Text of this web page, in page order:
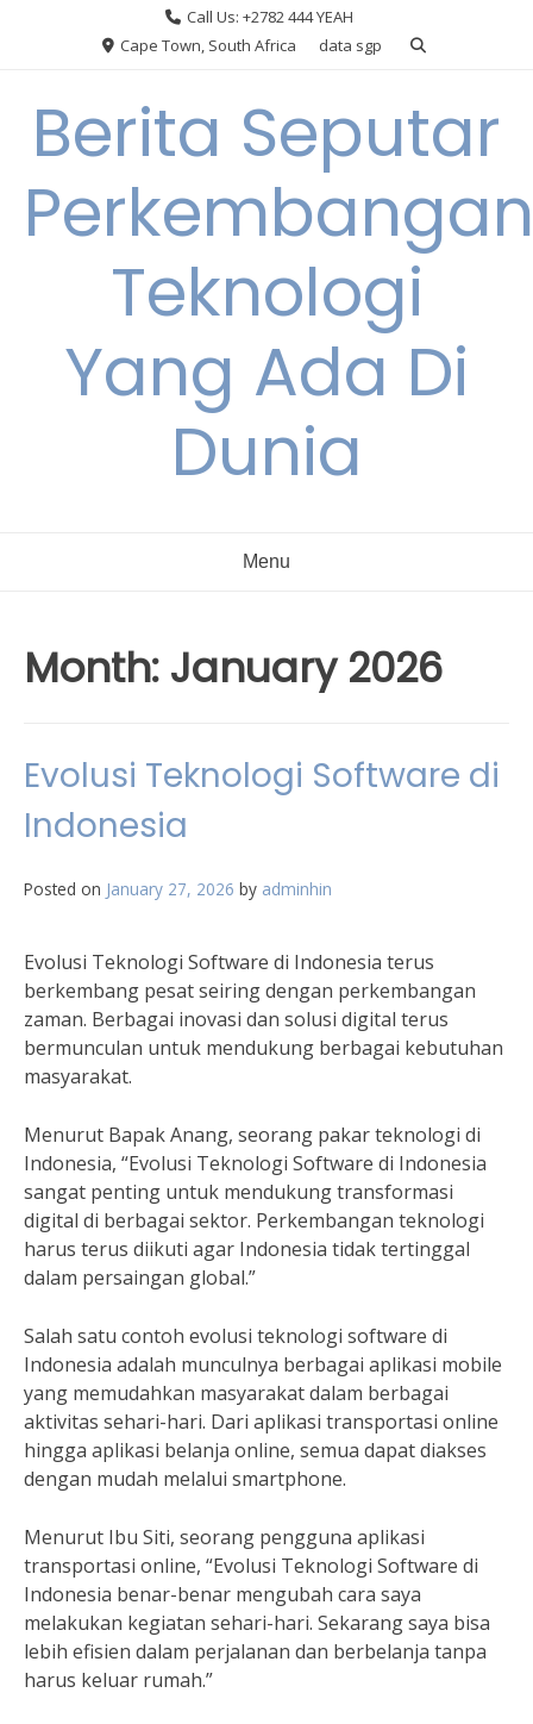
Call Us: +2782 444 YEAH
Cape Town, South Africa
data sgp
Berita Seputar
Perkembangan
Teknologi
Yang Ada Di
Dunia
Menu
Month: January 2026
Evolusi Teknologi Software di
Indonesia
Posted on January 27, 2026 by adminhin
Evolusi Teknologi Software di Indonesia terus
berkembang pesat seiring dengan perkembangan
zaman. Berbagai inovasi dan solusi digital terus
bermunculan untuk mendukung berbagai kebutuhan
masyarakat.
Menurut Bapak Anang, seorang pakar teknologi di
Indonesia, “Evolusi Teknologi Software di Indonesia
sangat penting untuk mendukung transformasi
digital di berbagai sektor. Perkembangan teknologi
harus terus diikuti agar Indonesia tidak tertinggal
dalam persaingan global.”
Salah satu contoh evolusi teknologi software di
Indonesia adalah munculnya berbagai aplikasi mobile
yang memudahkan masyarakat dalam berbagai
aktivitas sehari-hari. Dari aplikasi transportasi online
hingga aplikasi belanja online, semua dapat diakses
dengan mudah melalui smartphone.
Menurut Ibu Siti, seorang pengguna aplikasi
transportasi online, “Evolusi Teknologi Software di
Indonesia benar-benar mengubah cara saya
melakukan kegiatan sehari-hari. Sekarang saya bisa
lebih efisien dalam perjalanan dan berbelanja tanpa
harus keluar rumah.”